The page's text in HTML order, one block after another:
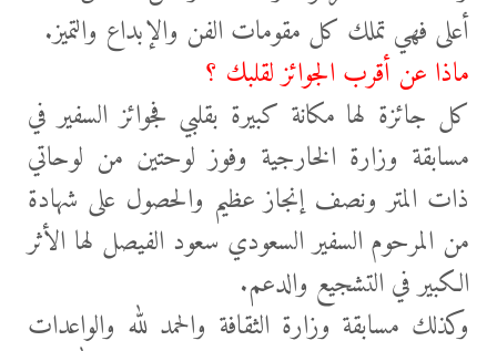
أعلى فهي تملك كل مقومات الفن والإبداع والتميز.
ماذا عن أقرب الجوائز لقلبك ؟
كل جائزة لها مكانة كبيرة بقلبي فجوائز السفير في
مسابقة وزارة الخارجية وفوز لوحتين من لوحاتي
ذات المتر ونصف إنجاز عظيم والحصول على شهادة
من المرحوم السفير السعودي سعود الفيصل لها الأثر
الكبير في التشجيع والدعم.
وكذلك مسابقة وزارة الثقافة والحمد لله والواعدات